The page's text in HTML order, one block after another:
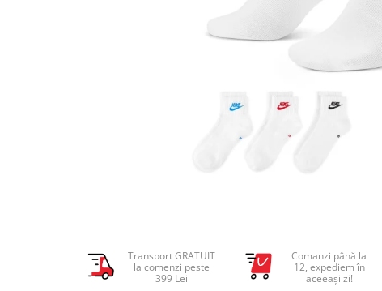
Transport GRATUIT
la comenzi peste
399 Lei
Comanzi până la
12, expediem în
aceeași zi!